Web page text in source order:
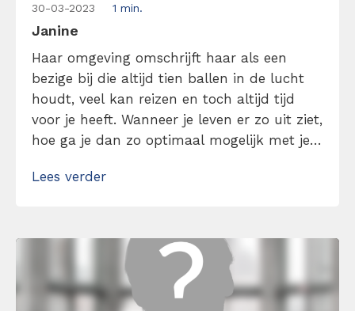
30-03-2023 1 min.
Janine
Haar omgeving omschrijft haar als een
bezige bij die altijd tien ballen in de lucht
houdt, veel kan reizen en toch altijd tijd
voor je heeft. Wanneer je leven er zo uit ziet,
hoe ga je dan zo optimaal mogelijk met je
te halen door de juiste balans te hebben
Lees verder